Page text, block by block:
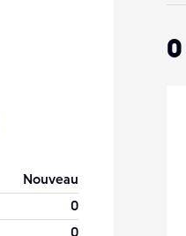
Nouveau
0
0
0